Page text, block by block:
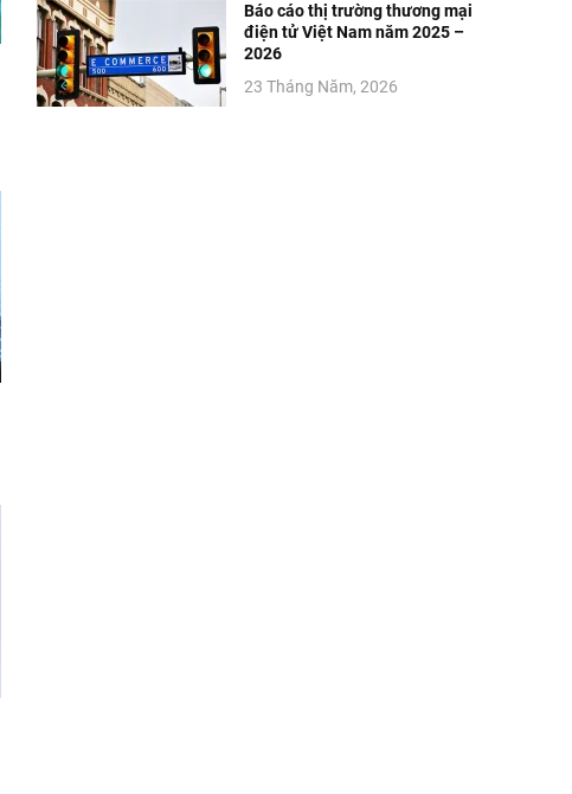
Báo cáo thị trường thương mại
điện tử Việt Nam năm 2025 –
2026
23 Tháng Năm, 2026